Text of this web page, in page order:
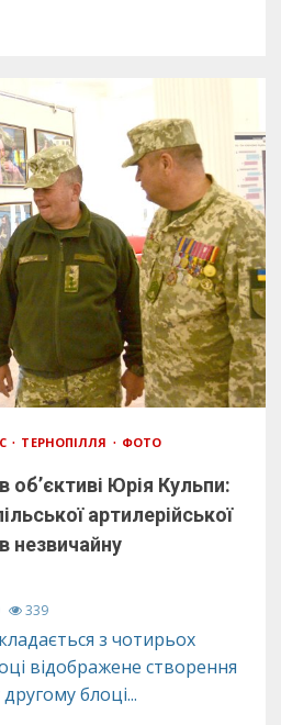
ТЕРНОПІЛЛЯ ФОТО
Юрія Кульпи:
артилерійської
незвичайну
339
з чотирьох
відображене створення
блоці...